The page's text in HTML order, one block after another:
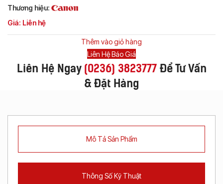
Thương hiệu:
Giá: Liên hệ
Thêm vào giỏ hàng
Liên Hệ Báo Giá
Liên Hệ Ngay (0236) 3823777Để Tư Vấn
& Đặt Hàng
Mô Tả Sản Phẩm
Thông Số Kỹ Thuật